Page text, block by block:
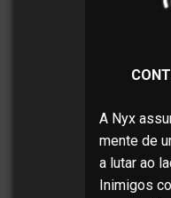
A Nyx
mente de
a lutar ao
Inimigos